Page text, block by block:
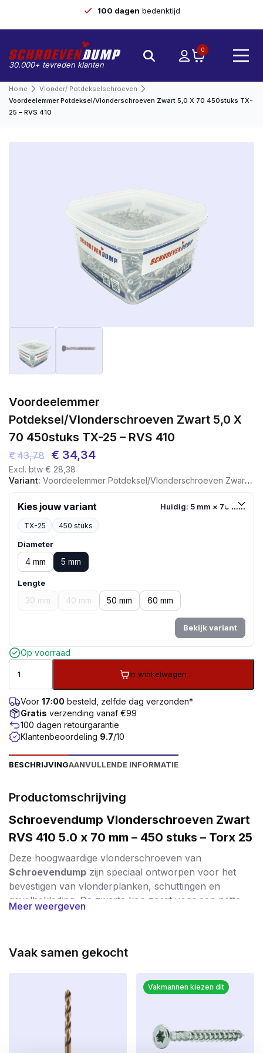
100 dagen bedenktijd
30.000+ tevreden klanten
0
Home
Vlonder/ Potdekselschroeven
Voordeelemmer Potdeksel/vlonderschroeven Zwart 5,0 X 70 450stuks TX-
25 – RVS 410
Voordeelemmer
Potdeksel/vlonderschroeven Zwart 5,0 X
70 450stuks TX-25 – RVS 410
€43,78 Oorspronkelijke
prijs
was:
€ 43,78.
€ 34,34Huidige
is:
€ 34,34.
Excl. btw € 28,38
Variant: Voordeelemmer Potdeksel/vlonderschroeven Zwart 5,0 X 70 450stuks TX-25 - RVS 410
Kies jouw variant Huidig: 5 mm × 70 mm
TX-25 450 stuks
Diameter
4 mm 5 mm
Lengte
30 mm 40 mm 50 mm 60 mm
Bekijk variant
Op voorraad
In winkelwagen
Voor 17:00 besteld, zelfde dag verzonden*
Gratis verzending vanaf €99
100 dagen retourgarantie
Klantenbeoordeling 9.7/10
BESCHRIJVINGAANVULLENDE INFORMATIE
Productomschrijving
Schroevendump Vlonderschroeven Zwart
RVS 410 5.0 x 70 mm – 450 stuks – Torx 25
Deze hoogwaardige vlonderschroeven van
Schroevendump zijn speciaal ontworpen voor het
bevestigen van vlonderplanken, schuttingen en
gevelbekleding. De zwarte kop zorgt voor een nette
en discrete afwerking, vooral op donker hout.
Materiaal: Gemaakt van gehard roestvast staal
Zwarte Coating:
Voorzien van een zwarte
coating (RAL9005) die zorgt voor een strakke
afwerking én extra bescherming tegen corrosie.
Kopvorm:
Kleine lenskop met freesribben voor
Meer weergeven
Vaak samen gekocht
Vakmannen kiezen dit